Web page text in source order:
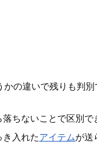
の違いで残りも判
ちないことで区別で
入れたアイテムが送